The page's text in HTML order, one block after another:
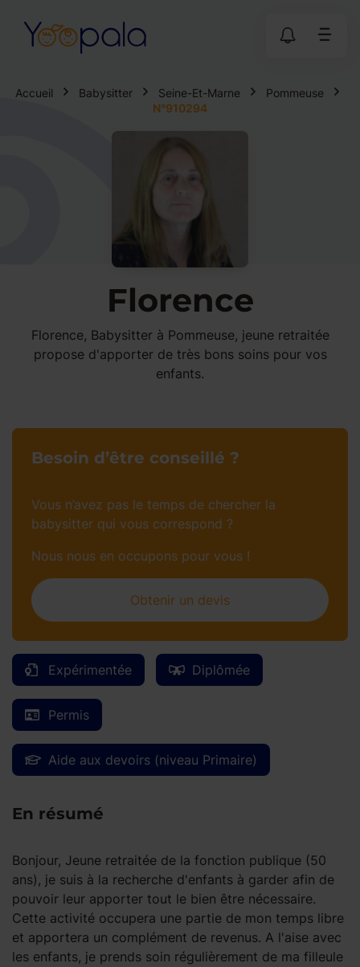
Accueil Babysitter Seine-Et-Marne
Pommeuse
N°910294
Florence
Florence, Babysitter à Pommeuse, jeune retraitée
propose d'apporter de très bons soins pour vos
enfants.
Expérimentée Diplômée
Permis
Aide aux devoirs (niveau Primaire)
En résumé
Bonjour, Jeune retraitée de la fonction publique (50
ans), je suis à la recherche d'enfants à garder afin de
pouvoir leur apporter tout le bien être nécessaire.
Cette activité occupera une partie de mon temps libre
et apportera un complément de revenus. A l'aise avec
les enfants, je prends soin régulièrement de ma filleule
Besoin d’être conseillé ?
Vous n’avez pas le temps de chercher la
babysitter qui vous correspond ?
Nous nous en occupons pour vous !
Obtenir un devis